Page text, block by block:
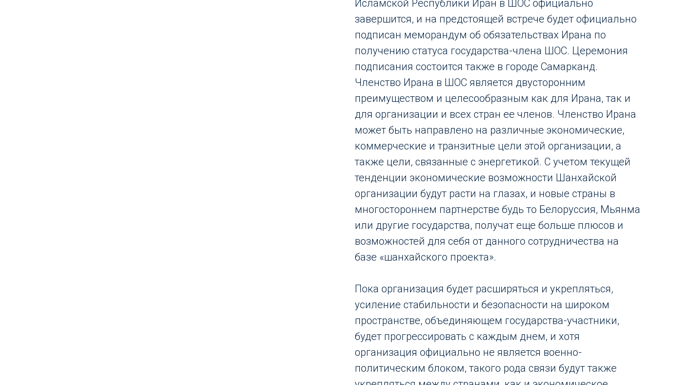
Исламской Республики Иран в ШОС официально
завершится, и на предстоящей встрече будет официально
подписан меморандум об обязательствах Ирана по
получению статуса государства-члена ШОС. Церемония
подписания состоится также в городе Самарканд.
Членство Ирана в ШОС является двусторонним
преимуществом и целесообразным как для Ирана, так и
для организации и всех стран ее членов. Членство Ирана
может быть направлено на различные экономические,
коммерческие и транзитные цели этой организации, а
также цели, связанные с энергетикой. С учетом текущей
тенденции экономические возможности Шанхайской
организации будут расти на глазах, и новые страны в
многостороннем партнерстве будь то Белоруссия, Мьянма
или другие государства, получат еще больше плюсов и
возможностей для себя от данного сотрудничества на
базе «шанхайского проекта».
Пока организация будет расширяться и укрепляться,
усиление стабильности и безопасности на широком
пространстве, объединяющем государства-участники,
будет прогрессировать с каждым днем, и хотя
организация официально не является военно-
политическим блоком, такого рода связи будут также